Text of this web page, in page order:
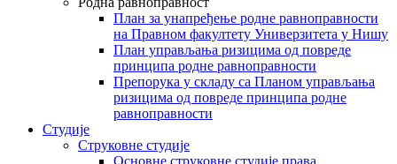
План за унапређење родне равноправности
на Правном факултету Универзитета у Нишу
План управљања ризицима од повреде
принципа родне равноправности
Препорука у складу са Планом управљања
ризицима од повреде принципа родне
равноправности
Студије
Струковне студије
Основне струковне студије права